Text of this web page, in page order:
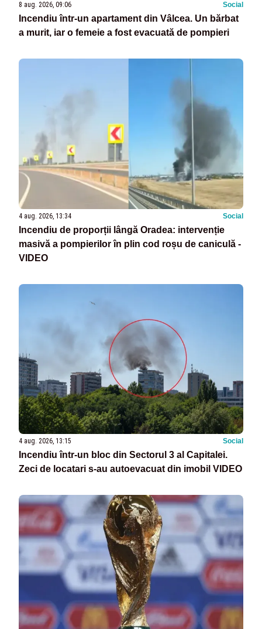
8 aug. 2026, 09:06 Social
Incendiu într-un apartament din Vâlcea. Un bărbat
a murit, iar o femeie a fost evacuată de pompieri
4 aug. 2026, 13:34 Social
Incendiu de proporții lângă Oradea: intervenție
masivă a pompierilor în plin cod roșu de caniculă -
VIDEO
4 aug. 2026, 13:15 Social
Incendiu într-un bloc din Sectorul 3 al Capitalei.
Zeci de locatari s-au autoevacuat din imobil VIDEO